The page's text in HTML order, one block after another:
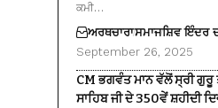
ਕਮੀ…
ਅਰਥਚਾਰਾਸਮਾਜਸ਼ਿਵ ਇੰਦਰ
September 26, 2025
CM ਭਗਵੰਤ ਮਾਨ ਵੱਲੋਂ ਸ੍ਰੀ ਗੁਰੂ
ਸਾਹਿਬ ਜੀ ਦੇ 350ਵੇਂ ਸ਼ਹੀਦੀ